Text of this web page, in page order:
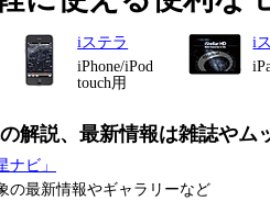
iステラ
iPhone/iPod
touch用
i
解説、最新情報は雑誌やム
ナビ」
の最新情報やギャラリーなど